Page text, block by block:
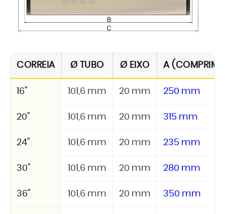
CORREIA Ø TUBO Ø EIXO A
16" 101,6 mm 20 mm 250 mm
20" 101,6 mm 20 mm 315 mm
24" 101,6 mm 20 mm 235 mm
30" 101,6 mm 20 mm 280 mm
36" 101,6 mm 20 mm 350 mm